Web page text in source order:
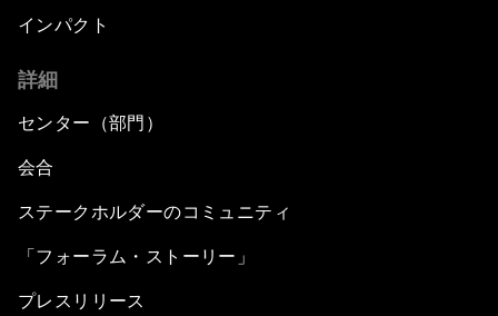
Strategic Outlook on Consumption
The Modern History of Globalization
The Collapse of Cryptocurrency
Radically Reinventing Social Systems
インパクト
詳細
センター（部門）
会合
ステークホルダーのコミュニティ
「フォーラム・ストーリー」
プレスリリース